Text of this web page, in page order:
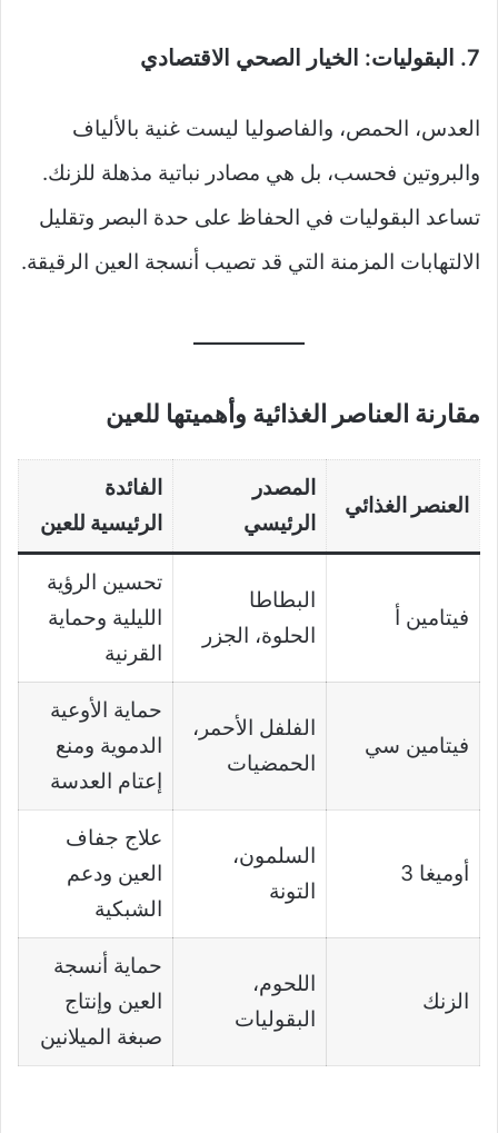
7. البقوليات: الخيار الصحي الاقتصادي
العدس، الحمص، والفاصوليا ليست غنية بالألياف
والبروتين فحسب، بل هي مصادر نباتية مذهلة للزنك.
تساعد البقوليات في الحفاظ على حدة البصر وتقليل
الالتهابات المزمنة التي قد تصيب أنسجة العين الرقيقة.
مقارنة العناصر الغذائية وأهميتها للعين
العنصر الغذائي
المصدر
الرئيسي
الفائدة
الرئيسية للعين
فيتامين أ
البطاطا
الحلوة، الجزر
تحسين الرؤية
الليلية وحماية
القرنية
فيتامين سي
الفلفل الأحمر،
الحمضيات
حماية الأوعية
الدموية ومنع
إعتام العدسة
أوميغا 3
السلمون،
التونة
علاج جفاف
العين ودعم
الشبكية
الزنك
اللحوم،
البقوليات
حماية أنسجة
العين وإنتاج
صبغة الميلانين